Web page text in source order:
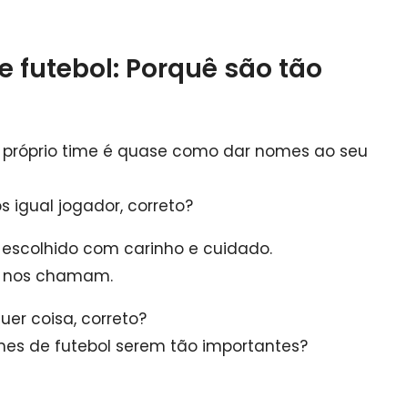
futebol: Porquê são tão
time é quase como dar nomes ao seu
igual jogador, correto?
com carinho e cuidado.
chamam.
coisa, correto?
de futebol serem tão importantes?